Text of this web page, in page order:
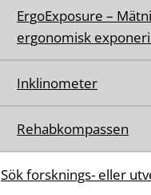
ErgoExposure –
ergonomisk
Inklinometer
Rehabkompassen
Sök forsknings- eller